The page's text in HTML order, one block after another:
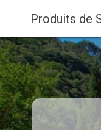
Produits de